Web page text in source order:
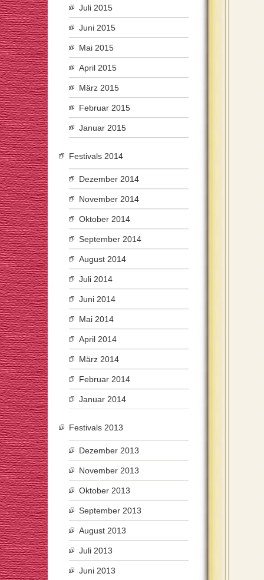
Juli 2015
Juni 2015
Mai 2015
April 2015
März 2015
Februar 2015
Januar 2015
Festivals 2014
Dezember 2014
November 2014
Oktober 2014
September 2014
August 2014
Juli 2014
Juni 2014
Mai 2014
April 2014
März 2014
Februar 2014
Januar 2014
Festivals 2013
Dezember 2013
November 2013
Oktober 2013
September 2013
August 2013
Juli 2013
Juni 2013